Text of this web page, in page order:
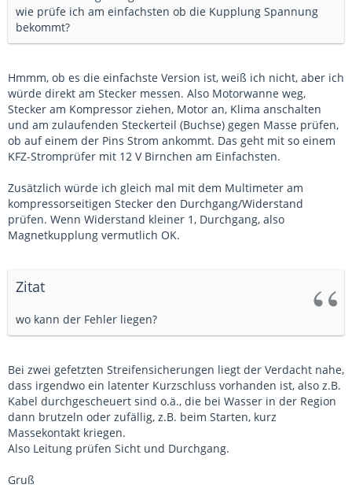
wie prüfe ich am einfachsten ob die Kupplung Spannung
bekommt?
Hmmm, ob es die einfachste Version ist, weiß ich nicht, aber ich
würde direkt am Stecker messen. Also Motorwanne weg,
Stecker am Kompressor ziehen, Motor an, Klima anschalten
und am zulaufenden Steckerteil (Buchse) gegen Masse prüfen,
ob auf einem der Pins Strom ankommt. Das geht mit so einem
KFZ-Stromprüfer mit 12 V Birnchen am Einfachsten.
Zusätzlich würde ich gleich mal mit dem Multimeter am
kompressorseitigen Stecker den Durchgang/Widerstand
prüfen. Wenn Widerstand kleiner 1, Durchgang, also
Magnetkupplung vermutlich OK.
Zitat
wo kann der Fehler liegen?
Bei zwei gefetzten Streifensicherungen liegt der Verdacht nahe,
dass irgendwo ein latenter Kurzschluss vorhanden ist, also z.B.
Kabel durchgescheuert sind o.ä., die bei Wasser in der Region
dann brutzeln oder zufällig, z.B. beim Starten, kurz
Massekontakt kriegen.
Also Leitung prüfen Sicht und Durchgang.
Gruß